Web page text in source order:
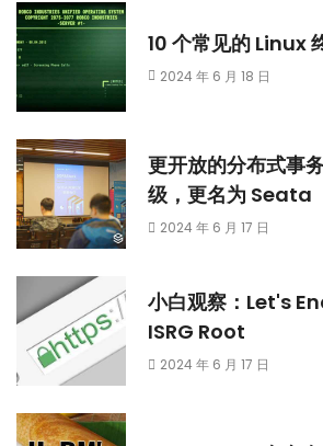
10 个常见的 Linux
2024 年 6 月 18 日
更开放的分布式事
级，更名为 Seata
2024 年 6 月 17 日
小白观察：Let's
ISRG Root
2024 年 6 月 17 日